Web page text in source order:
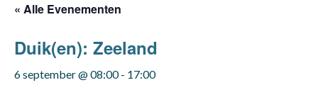
« Alle Evenementen
Duik(en): Zeeland
6 september @ 08:00- 17:00